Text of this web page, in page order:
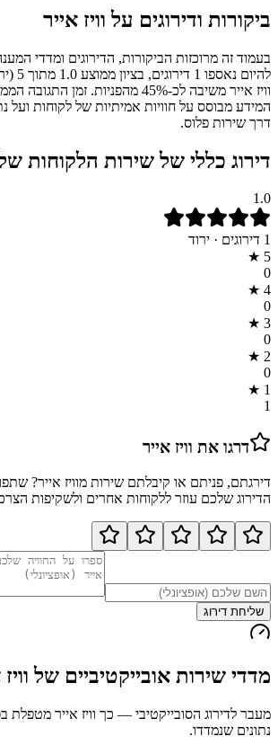
ביקורות ודירוגים על וויז אייר
בעמוד זה מרוכזות הביקורות, הדירוגים ומדדי
להיום
המידע מבוסס על חוויות אמיתיות של לקוחות ועל
דרך שירות פלוס.
דירוג כללי של שירות הלקוחות
1.0
1 דירוגים · ירוד
5
★
0
4
★
0
3
★
0
2
★
0
1
★
1
דרגו את וויז אייר
דירגתם, פניתם או קיבלתם שירות מוויז אייר?
הדירוג שלכם עוזר ללקוחות אחרים ולשקיפות
שליחת דירוג
מדדי שירות אובייקטיביים של
מעבר לדירוג הסובייקטיבי — כך וויז אייר מטפלת
נתונים שנמדדו.